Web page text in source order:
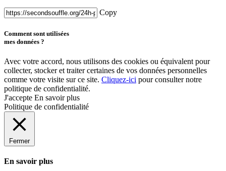
Copy
Comment sont utilisées
mes données ?
Avec votre accord, nous utilisons des cookies ou équivalent pour
collecter, stocker et traiter certaines de vos données personnelles
comme votre visite sur ce site. Cliquez-ici pour consulter notre
politique de confidentialité.
J'accepte En savoir plus
Politique de confidentialité
Fermer
En savoir plus